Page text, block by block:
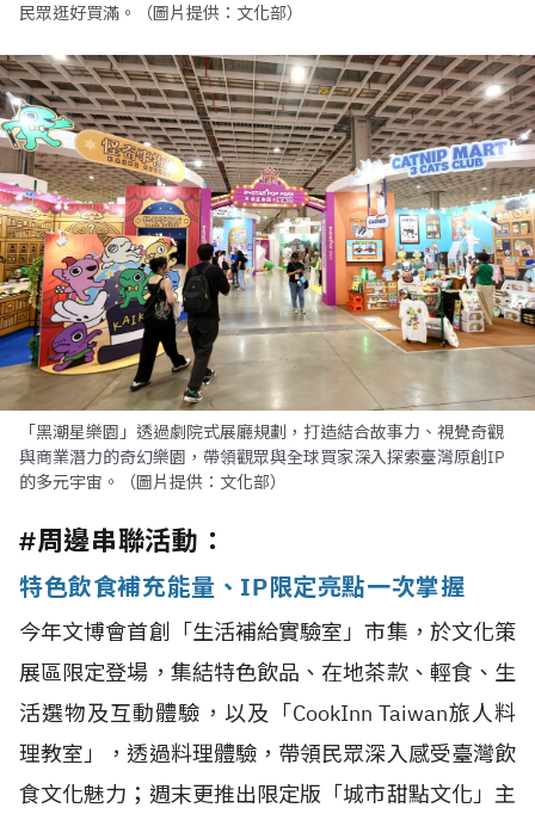
民眾逛好買滿。（圖片提供：文化部）
「黑潮星樂園」透過劇院式展廳規劃，打造結合故事力、視覺奇觀
與商業潛力的奇幻樂園，帶領觀眾與全球買家深入探索臺灣原創IP
的多元宇宙。（圖片提供：文化部）
#周邊串聯活動：
特色飲食補充能量、IP限定亮點一次掌握
今年文博會首創「生活補給實驗室」市集，於文化策
展區限定登場，集結特色飲品、在地茶款、輕食、生
活選物及互動體驗，以及「CookInn Taiwan旅人料
理教室」，透過料理體驗，帶領民眾深入感受臺灣飲
食文化魅力；週末更推出限定版「城市甜點文化」主